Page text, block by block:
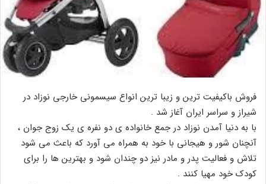
فروش باکیفیت ترین و زیبا ترین انواع سیسمونی خارجی نوزاد در
شیراز و سراسر ایران آغاز شد .
با به دنیا آمدن نوزاد در جمع خانواده ی دو نفره ی یک زوج جوان ،
آنچنان شور و هیجانی با خود به همراه می آورد که باعث می شود
تلاش و فعالیت پدر و مادر نیز دو چندان شود و بهترین ها را برای
کودک خود مهیا کنند .